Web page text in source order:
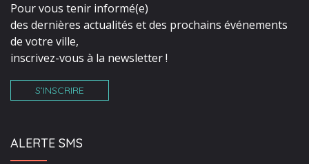
Pour vous tenir informé(e)
des dernières actualités et des prochains événements
de votre ville,
inscrivez-vous à la newsletter !
S’INSCRIRE
ALERTE SMS